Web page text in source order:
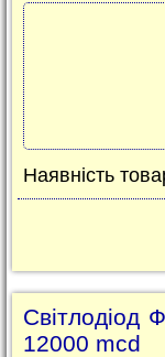
Наявність
12000 mcd